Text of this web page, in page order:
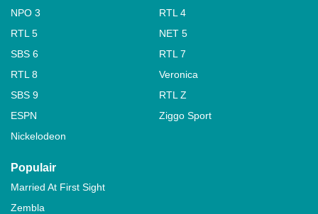
NPO 3
RTL 4
RTL 5
NET 5
SBS 6
RTL 7
RTL 8
Veronica
SBS 9
RTL Z
ESPN
Ziggo Sport
Nickelodeon
Populair
Married At First Sight
Zembla